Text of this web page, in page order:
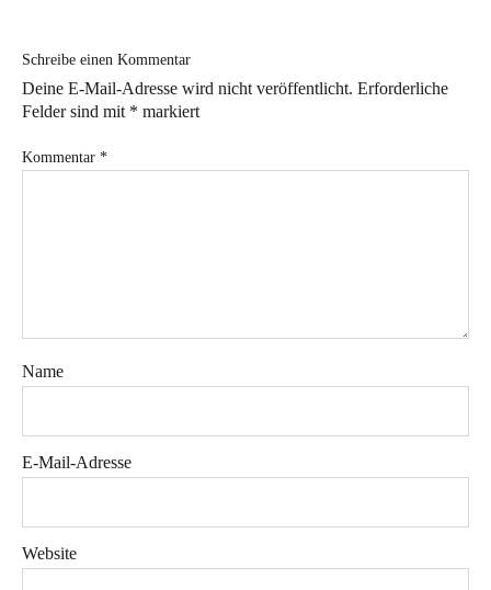
InstagramFacebook
&
Schreibe einen Kommentar
Deine E-Mail-Adresse wird nicht veröffentlicht. Erforderliche
Felder sind mit * markiert
Kommentar *
Name
E-Mail-Adresse
Website